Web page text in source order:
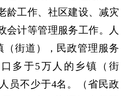
龄工作、社区建设、减灾
会计等管理服务工作。人
（街道），民政管理服务
多于5万人的乡镇（街
员不少于4名。（省民政